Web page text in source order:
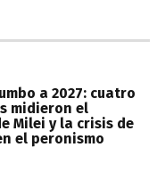
a 2027: cuatro
midieron el
Milei y la crisis de
el peronismo